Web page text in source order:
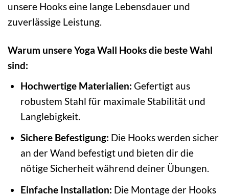
unsere Hooks eine lange Lebensdauer und
zuverlässige Leistung.
Warum unsere Yoga Wall Hooks die beste Wahl
sind:
Hochwertige Materialien: Gefertigt aus
robustem Stahl für maximale Stabilität und
Langlebigkeit.
Sichere Befestigung: Die Hooks werden sicher
an der Wand befestigt und bieten dir die
nötige Sicherheit während deiner Übungen.
Einfache Installation: Die Montage der Hooks